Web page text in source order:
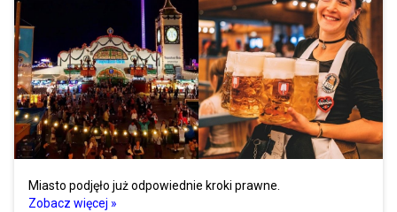
Miasto podjęło już odpowiednie kroki prawne.
Zobacz więcej »